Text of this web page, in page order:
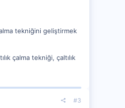
çalma tekniğini geliştirmek
çalma tekniği, çaltılık
#3